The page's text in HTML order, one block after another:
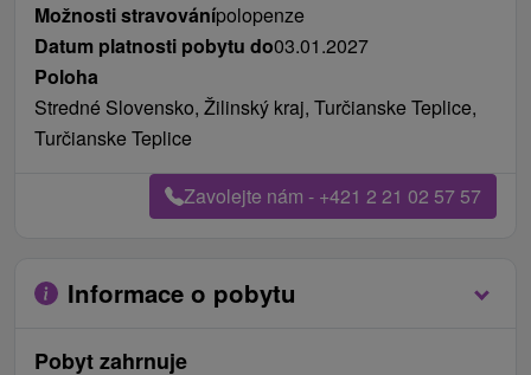
Možnosti stravovánípolopenze
Datum platnosti pobytu do03.01.2027
Poloha
Stredné Slovensko, Žilinský kraj, Turčianske Teplice,
Turčianske Teplice
Zavolejte nám - +421 2 21 02 57 57
Informace o pobytu
Pobyt zahrnuje